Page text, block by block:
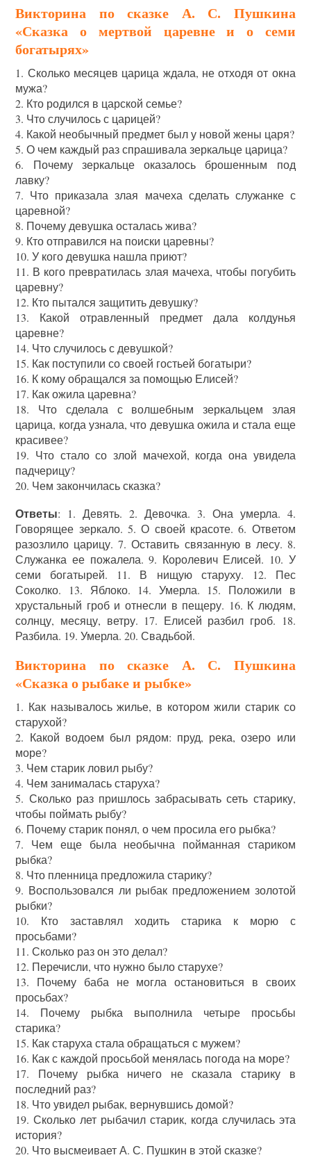
Викторина по сказке А. С. Пушкина
«Сказка о мертвой царевне и о семи
богатырях»
1. Сколько месяцев царица ждала, не отходя от окна
мужа?
2. Кто родился в царской семье?
3. Что случилось с царицей?
4. Какой необычный предмет был у новой жены царя?
5. О чем каждый раз спрашивала зеркальце царица?
6. Почему зеркальце оказалось брошенным под
лавку?
7. Что приказала злая мачеха сделать служанке с
царевной?
8. Почему девушка осталась жива?
9. Кто отправился на поиски царевны?
10. У кого девушка нашла приют?
11. В кого превратилась злая мачеха, чтобы погубить
царевну?
12. Кто пытался защитить девушку?
13. Какой отравленный предмет дала колдунья
царевне?
14. Что случилось с девушкой?
15. Как поступили со своей гостьей богатыри?
16. К кому обращался за помощью Елисей?
17. Как ожила царевна?
18. Что сделала с волшебным зеркальцем злая
царица, когда узнала, что девушка ожила и стала еще
красивее?
19. Что стало со злой мачехой, когда она увидела
падчерицу?
20. Чем закончилась сказка?
Ответы: 1. Девять. 2. Девочка. 3. Она умерла. 4.
Говорящее зеркало. 5. О своей красоте. 6. Ответом
разозлило царицу. 7. Оставить связанную в лесу. 8.
Служанка ее пожалела. 9. Королевич Елисей. 10. У
семи богатырей. 11. В нищую старуху. 12. Пес
Соколко. 13. Яблоко. 14. Умерла. 15. Положили в
хрустальный гроб и отнесли в пещеру. 16. К людям,
солнцу, месяцу, ветру. 17. Елисей разбил гроб. 18.
Разбила. 19. Умерла. 20. Свадьбой.
Викторина по сказке А. С. Пушкина
«Сказка о рыбаке и рыбке»
1. Как называлось жилье, в котором жили старик со
старухой?
2. Какой водоем был рядом: пруд, река, озеро или
море?
3. Чем старик ловил рыбу?
4. Чем занималась старуха?
5. Сколько раз пришлось забрасывать сеть старику,
чтобы поймать рыбу?
6. Почему старик понял, о чем просила его рыбка?
7. Чем еще была необычна пойманная стариком
рыбка?
8. Что пленница предложила старику?
9. Воспользовался ли рыбак предложением золотой
рыбки?
10. Кто заставлял ходить старика к морю с
просьбами?
11. Сколько раз он это делал?
12. Перечисли, что нужно было старухе?
13. Почему баба не могла остановиться в своих
просьбах?
14. Почему рыбка выполнила четыре просьбы
старика?
15. Как старуха стала обращаться с мужем?
16. Как с каждой просьбой менялась погода на море?
17. Почему рыбка ничего не сказала старику в
последний раз?
18. Что увидел рыбак, вернувшись домой?
19. Сколько лет рыбачил старик, когда случилась эта
история?
20. Что высмеивает А. С. Пушкин в этой сказке?